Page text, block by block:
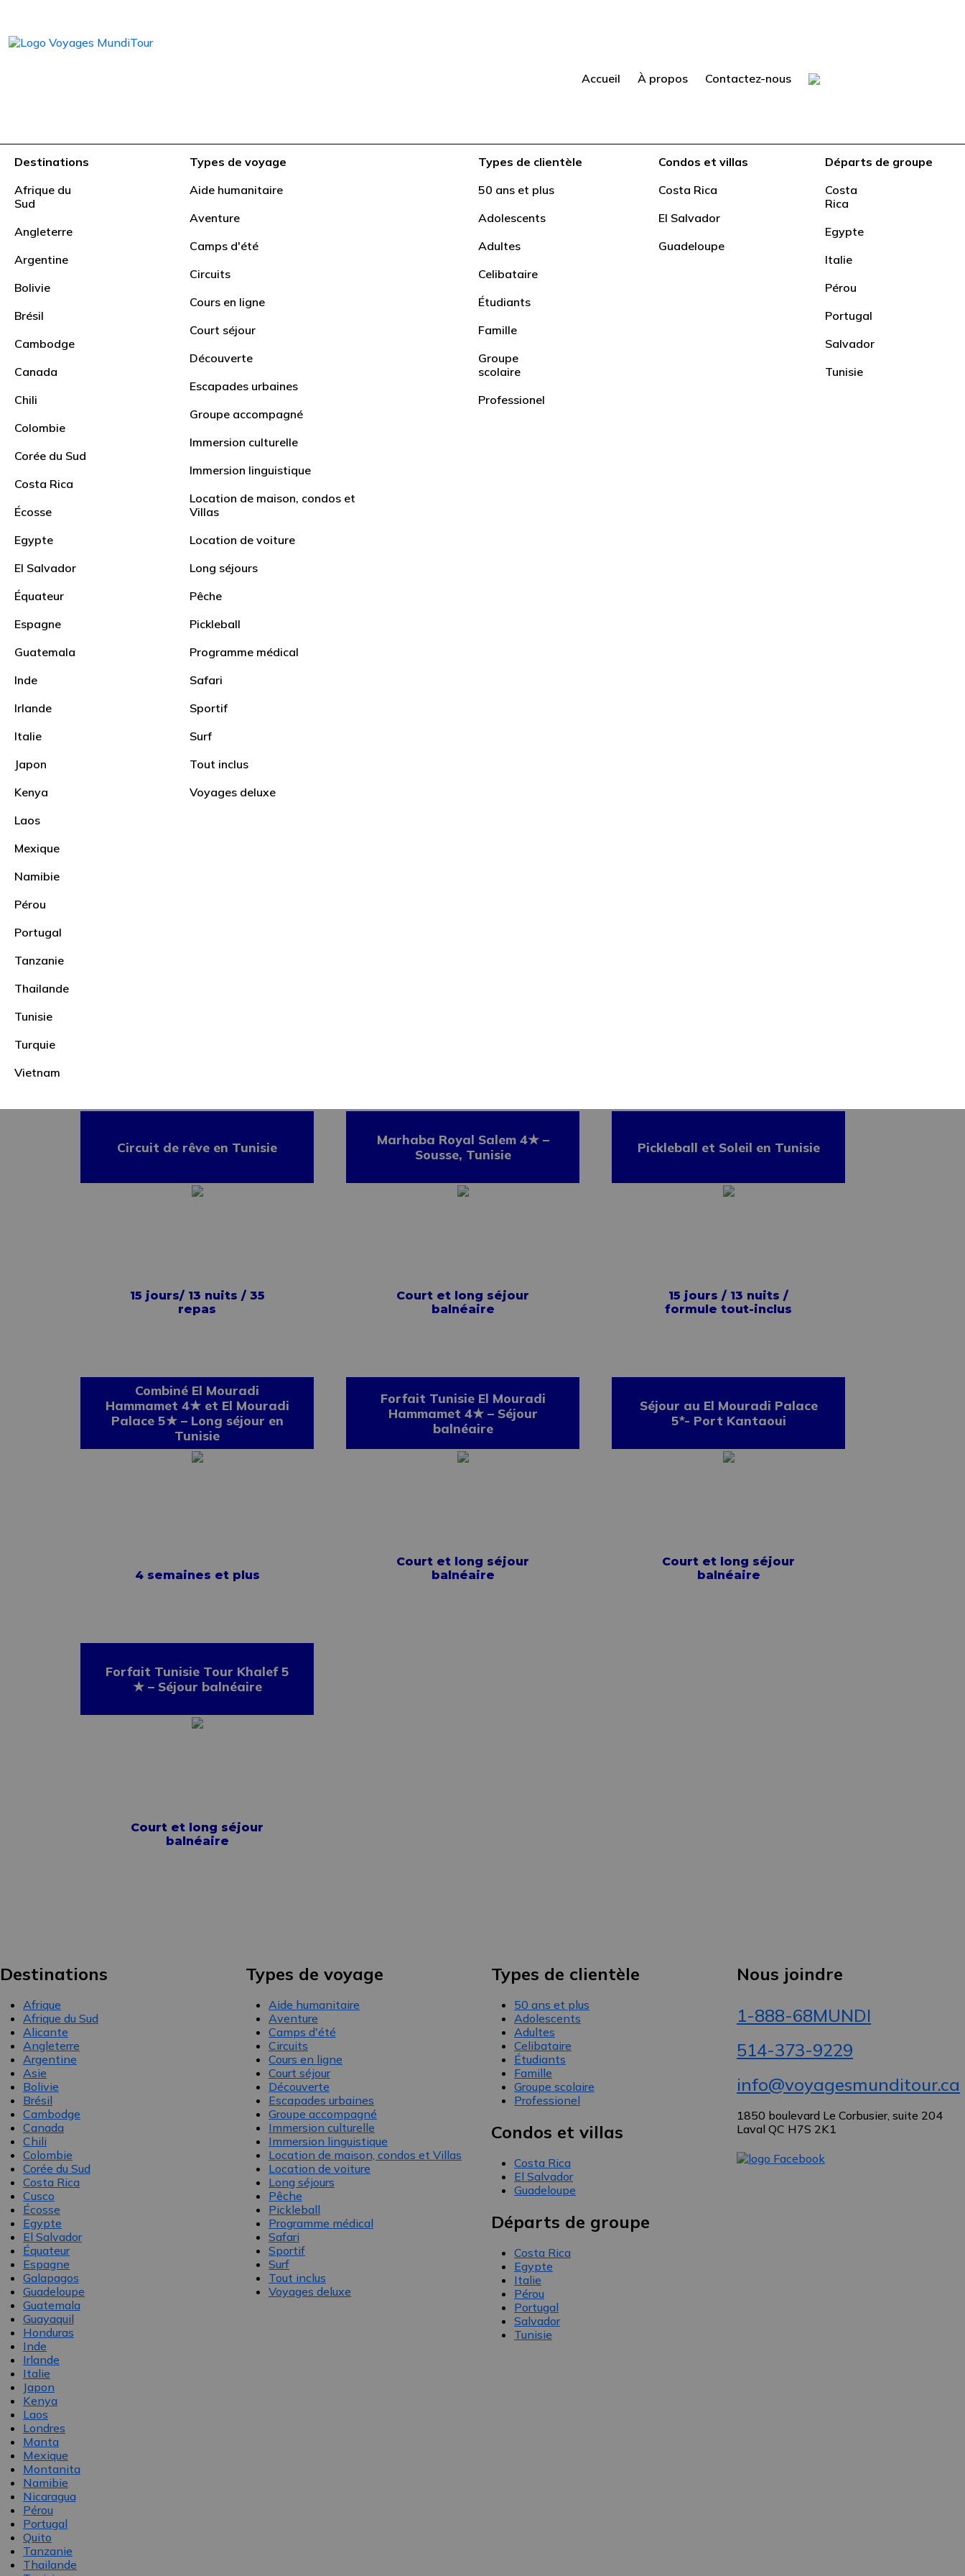
Accueil À propos Contactez-nous
Destinations
Afrique du
Sud
Angleterre
Argentine
Bolivie
Brésil
Cambodge
Canada
Chili
Colombie
Corée du Sud
Costa Rica
Écosse
Egypte
El Salvador
Équateur
Espagne
Guatemala
Inde
Irlande
Italie
Japon
Kenya
Laos
Mexique
Namibie
Pérou
Portugal
Tanzanie
Thailande
Tunisie
Turquie
Vietnam
Types de voyage
Aide humanitaire
Aventure
Camps d'été
Circuits
Cours en ligne
Court séjour
Découverte
Escapades urbaines
Groupe accompagné
Immersion culturelle
Immersion linguistique
Location de maison, condos et
Villas
Location de voiture
Long séjours
Pêche
Pickleball
Programme médical
Safari
Sportif
Surf
Tout inclus
Voyages deluxe
Types de clientèle
50 ans et plus
Adolescents
Adultes
Celibataire
Étudiants
Famille
Groupe
scolaire
Professionel
Condos et villas
Costa Rica
El Salvador
Guadeloupe
Départs de groupe
Costa
Rica
Egypte
Italie
Pérou
Portugal
Salvador
Tunisie
Tout inclus
Filtrer les produits
50 ans et plus
El Salvador
Tout inclus
Circuit de rêve en Tunisie
15 jours/ 13 nuits / 35
repas
Marhaba Royal Salem 4★ –
Sousse, Tunisie
Court et long séjour
balnéaire
Pickleball et Soleil en Tunisie
15 jours / 13 nuits /
formule tout-inclus
Combiné El Mouradi
Hammamet 4★ et El Mouradi
Palace 5★ – Long séjour en
Tunisie
4 semaines et plus
Forfait Tunisie El Mouradi
Hammamet 4★ – Séjour
balnéaire
Court et long séjour
balnéaire
Séjour au El Mouradi Palace
5*- Port Kantaoui
Court et long séjour
balnéaire
Forfait Tunisie Tour Khalef 5
★ – Séjour balnéaire
Court et long séjour
balnéaire
Destinations
Afrique
Afrique du Sud
Alicante
Angleterre
Argentine
Asie
Bolivie
Brésil
Cambodge
Canada
Chili
Colombie
Corée du Sud
Costa Rica
Cusco
Écosse
Egypte
El Salvador
Équateur
Espagne
Galapagos
Guadeloupe
Guatemala
Guayaquil
Honduras
Inde
Irlande
Italie
Japon
Kenya
Laos
Londres
Manta
Mexique
Montanita
Namibie
Nicaragua
Pérou
Portugal
Quito
Tanzanie
Thailande
Types de voyage
Aide humanitaire
Aventure
Camps d'été
Circuits
Cours en ligne
Court séjour
Découverte
Escapades urbaines
Groupe accompagné
Immersion culturelle
Immersion linguistique
Location de maison, condos et Villas
Location de voiture
Long séjours
Pêche
Pickleball
Programme médical
Safari
Sportif
Surf
Tout inclus
Voyages deluxe
Types de clientèle
50 ans et plus
Adolescents
Adultes
Celibataire
Étudiants
Famille
Groupe scolaire
Professionel
Condos et villas
Costa Rica
El Salvador
Guadeloupe
Départs de groupe
Costa Rica
Egypte
Italie
Pérou
Portugal
Salvador
Tunisie
Nous joindre
1-888-68MUNDI
514-373-9229
info@voyagesmunditour.ca
1850 boulevard Le Corbusier, suite 204
Laval QC H7S 2K1